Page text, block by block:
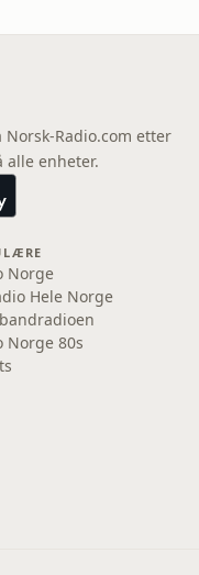
Radio.com etter
enheter.
Norge
Hele Norge
Norge 80s